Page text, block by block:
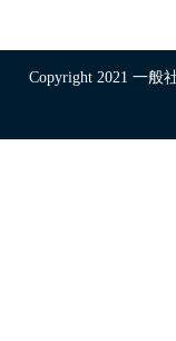
Copyright 2021 一般